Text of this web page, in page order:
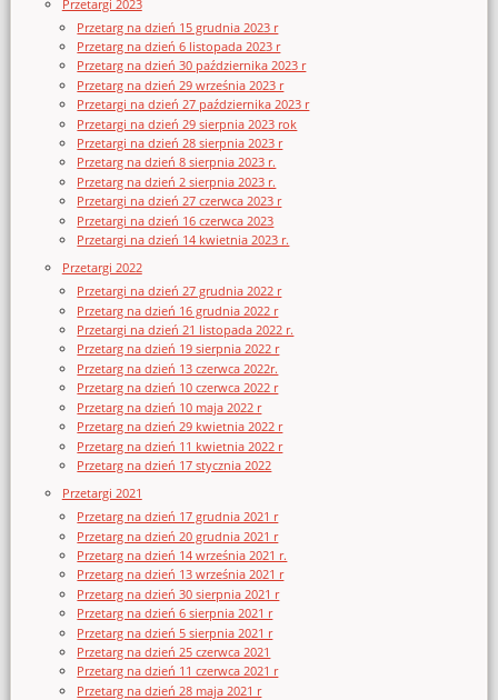
Przetargi 2023
Przetarg na dzień 15 grudnia 2023 r
Przetarg na dzień 6 listopada 2023 r
Przetarg na dzień 30 października 2023 r
Przetarg na dzień 29 września 2023 r
Przetargi na dzień 27 października 2023 r
Przetargi na dzień 29 sierpnia 2023 rok
Przetargi na dzień 28 sierpnia 2023 r
Przetarg na dzień 8 sierpnia 2023 r.
Przetarg na dzień 2 sierpnia 2023 r.
Przetargi na dzień 27 czerwca 2023 r
Przetargi na dzień 16 czerwca 2023
Przetargi na dzień 14 kwietnia 2023 r.
Przetargi 2022
Przetargi na dzień 27 grudnia 2022 r
Przetarg na dzień 16 grudnia 2022 r
Przetargi na dzień 21 listopada 2022 r.
Przetarg na dzień 19 sierpnia 2022 r
Przetarg na dzień 13 czerwca 2022r.
Przetarg na dzień 10 czerwca 2022 r
Przetarg na dzień 10 maja 2022 r
Przetarg na dzień 29 kwietnia 2022 r
Przetarg na dzień 11 kwietnia 2022 r
Przetarg na dzień 17 stycznia 2022
Przetargi 2021
Przetarg na dzień 17 grudnia 2021 r
Przetarg na dzień 20 grudnia 2021 r
Przetarg na dzień 14 września 2021 r.
Przetarg na dzień 13 września 2021 r
Przetarg na dzień 30 sierpnia 2021 r
Przetarg na dzień 6 sierpnia 2021 r
Przetarg na dzień 5 sierpnia 2021 r
Przetarg na dzień 25 czerwca 2021
Przetarg na dzień 11 czerwca 2021 r
Przetarg na dzień 28 maja 2021 r